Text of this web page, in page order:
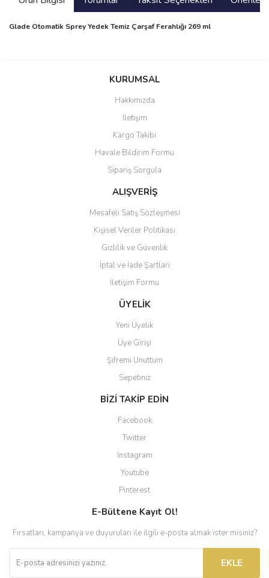
Glade Otomatik Sprey Yedek Temiz Çarşaf Ferahlığı 269 ml
Bu ürüne ilk yorumu siz yapın!
Yorum Yaz
Ürün resmi kalitesiz, bozuk veya görüntülenemiyor.
Ürün açıklamasında eksik bilgiler bulunuyor.
Ürün bilgilerinde hatalar bulunuyor.
Ürün fiyatı diğer sitelerden daha pahalı.
Bu ürüne benzer farklı alternatifler olmalı.
Gönder
KURUMSAL
Hakkımızda
İletişim
Kargo Takibi
Havale Bildirim Formu
Sipariş Sorgula
ALIŞVERİŞ
Mesafeli Satış Sözleşmesi
Kişisel Veriler Politikası
Gizlilik ve Güvenlik
İptal ve İade Şartları
İletişim Formu
ÜYELİK
Yeni Üyelik
Üye Girişi
Şifremi Unuttum
Sepetiniz
BİZİ TAKİP EDİN
Facebook
Twitter
Instagram
Youtube
Pinterest
E-Bültene Kayıt Ol!
Fırsatları, kampanya ve duyuruları ile ilgili e-posta almak ister misiniz?
EKLE